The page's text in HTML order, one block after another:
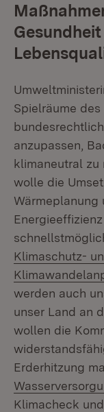
Spielräume
anzupassen,
klimaneutral zu
wolle die
Wärmeplanung
Klimaschutz-
werden auch
unser Land an
wollen die
Erderhitzung
Klimacheck